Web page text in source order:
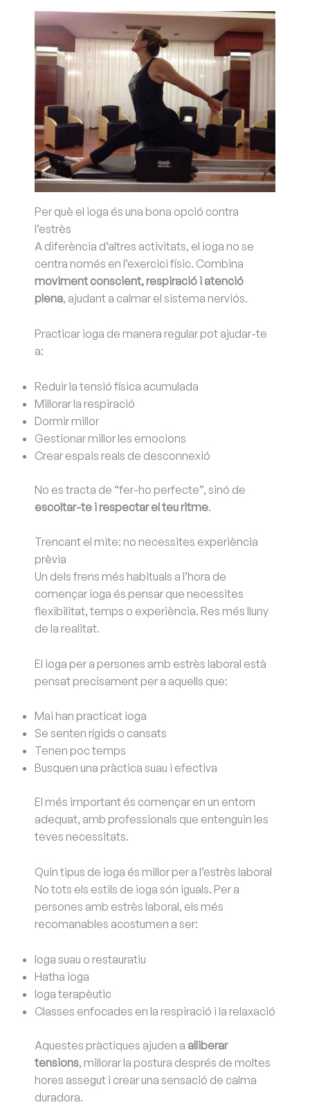
Per què el ioga és una bona opció contra
l’estrès
A diferència d’altres activitats, el ioga no se
centra només en l’exercici físic. Combina
moviment conscient, respiració i atenció
plena, ajudant a calmar el sistema nerviós.
Practicar ioga de manera regular pot ajudar-te
a:
Reduir la tensió física acumulada
Millorar la respiració
Dormir millor
Gestionar millor les emocions
Crear espais reals de desconnexió
No es tracta de “fer-ho perfecte”, sinó de
escoltar-te i respectar el teu ritme.
Trencant el mite: no necessites experiència
prèvia
Un dels frens més habituals a l’hora de
començar ioga és pensar que necessites
flexibilitat, temps o experiència. Res més lluny
de la realitat.
El ioga per a persones amb estrès laboral està
pensat precisament per a aquells que:
Mai han practicat ioga
Se senten rígids o cansats
Tenen poc temps
Busquen una pràctica suau i efectiva
El més important és començar en un entorn
adequat, amb professionals que entenguin les
teves necessitats.
Quin tipus de ioga és millor per a l’estrès laboral
No tots els estils de ioga són iguals. Per a
persones amb estrès laboral, els més
recomanables acostumen a ser:
Ioga suau o restauratiu
Hatha ioga
Ioga terapèutic
Classes enfocades en la respiració i la relaxació
Aquestes pràctiques ajuden a alliberar
tensions, millorar la postura després de moltes
hores assegut i crear una sensació de calma
duradora.